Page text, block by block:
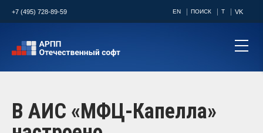
+7 (495) 728-89-59 EN ПОИСК T VK
В АИС «МФЦ-Капелла»